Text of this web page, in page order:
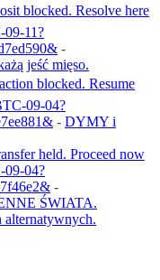
blocked. Resolve here
09-11?
-
jeść mięso.
blocked. Resume
09-04?
- DYMY i
held. Proceed now
09-04?
-
ŚWIATA.
alternatywnych.